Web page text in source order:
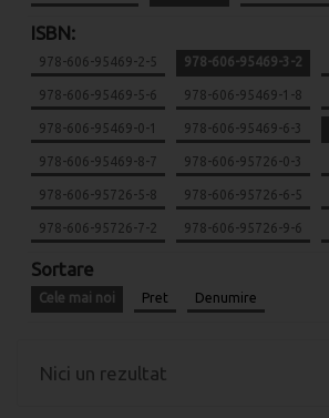
ISBN:
978-606-95469-2-5 978-606-95469-3-2
978-606-95469-5-6 978-606-95469-1-8
978-606-95469-0-1 978-606-95469-6-3
978-606-95469-8-7 978-606-95726-0-3
978-606-95726-5-8 978-606-95726-6-5
978-606-95726-7-2 978-606-95726-9-6
Sortare
Cele mai noi Pret Denumire
Nici un rezultat